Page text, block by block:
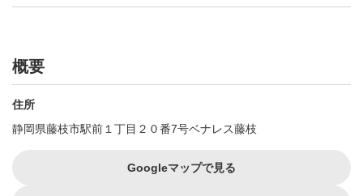
概要
住所
静岡県藤枝市駅前１丁目２０番7号ベナレス藤枝
Googleマップで見る